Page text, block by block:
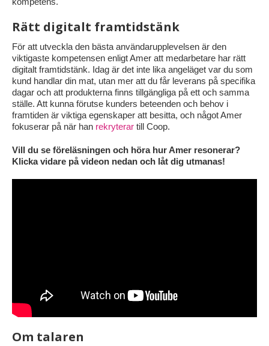
Rätt digitalt framtidstänk
För att utveckla den bästa användarupplevelsen är den
viktigaste kompetensen enligt Amer att medarbetare har rätt
digitalt framtidstänk. Idag är det inte lika angeläget var du som
kund handlar din mat, utan mer att du får leverans på specifika
dagar och att produkterna finns tillgängliga på ett och samma
ställe. Att kunna förutse kunders beteenden och behov i
framtiden är viktiga egenskaper att besitta, och något Amer
fokuserar på när han rekryterar till Coop.
Vill du se föreläsningen och höra hur Amer resonerar?
Klicka vidare på videon nedan och låt dig utmanas!
Om talaren